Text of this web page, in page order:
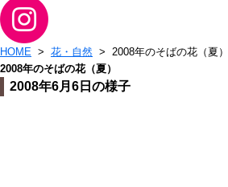
HOME > 花・自然 > 2008年のそばの花（夏）
2008年のそばの花（夏）
2008年6月6日の様子